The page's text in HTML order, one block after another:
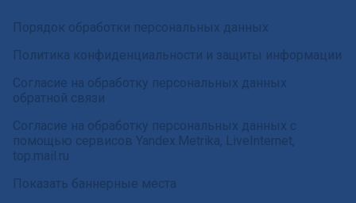
Порядок обработки персональных данных
Политика конфиденциальности и защиты информации
Согласие на обработку персональных данных
обратной связи
Согласие на обработку персональных данных с
помощью сервисов Yandex.Metrika, LiveInternet,
top.mail.ru
Показать баннерные места